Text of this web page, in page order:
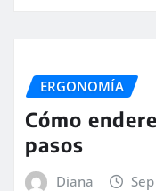
ERGONOMÍA
Cómo
pasos
Diana